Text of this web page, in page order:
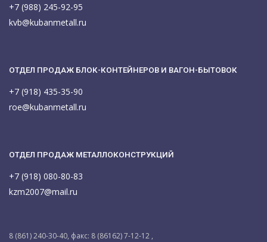
+7 (988) 245-92-95
kvb@kubanmetall.ru
ОТДЕЛ ПРОДАЖ БЛОК-КОНТЕЙНЕРОВ И ВАГОН-БЫТОВОК
+7 (918) 435-35-90
roe@kubanmetall.ru
ОТДЕЛ ПРОДАЖ МЕТАЛЛОКОНСТРУКЦИЙ
+7 (918) 080-80-83
kzm2007@mail.ru
8 (861) 240-30-40, факс: 8 (86162) 7-12-12 ,